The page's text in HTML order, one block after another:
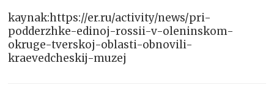
kaynak:https://er.ru/activity/news/pri-
podderzhke-edinoj-rossii-v-oleninskom-
okruge-tverskoj-oblasti-obnovili-
kraevedcheskij-muzej